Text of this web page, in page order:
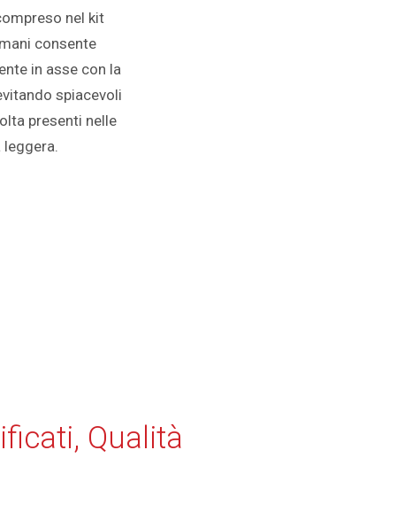
nel kit
consente
in asse con la
spiacevoli
presenti nelle
Qualità